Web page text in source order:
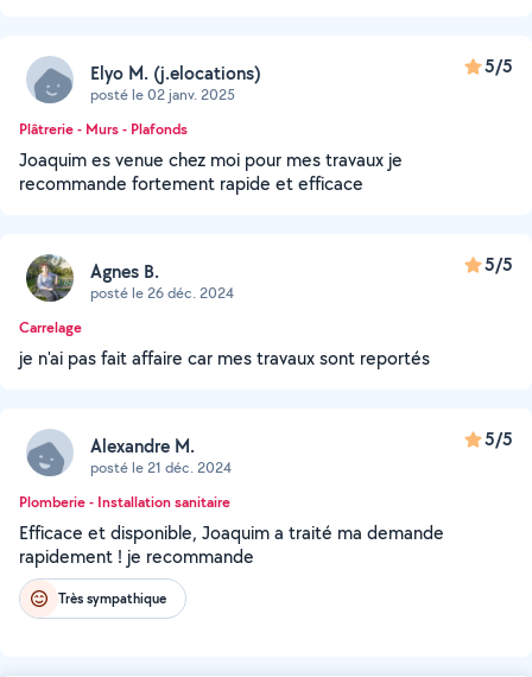
Elyo M. (j.elocations)
posté le 02 janv. 2025
5/5
Plâtrerie - Murs - Plafonds
Joaquim es venue chez moi pour mes travaux je
recommande fortement rapide et efficace
Agnes B.
posté le 26 déc. 2024
5/5
Carrelage
je n'ai pas fait affaire car mes travaux sont reportés
Alexandre M.
posté le 21 déc. 2024
5/5
Plomberie - Installation sanitaire
Efficace et disponible, Joaquim a traité ma demande
rapidement ! je recommande
Très sympathique